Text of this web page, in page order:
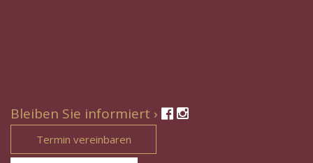
Bleiben Sie informiert ›
Termin vereinbaren